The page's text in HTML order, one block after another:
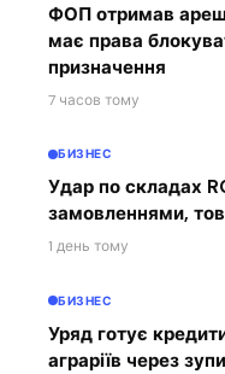
ФОП отримав
має права
призначення
7 часов тому
БИЗНЕС
Удар по складах
замовленнями,
1 день тому
БИЗНЕС
Уряд готує
аграріїв через